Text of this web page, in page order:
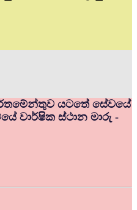
යටතේ සේවයේ
වාර්ෂික ස්ථාන මාරු -